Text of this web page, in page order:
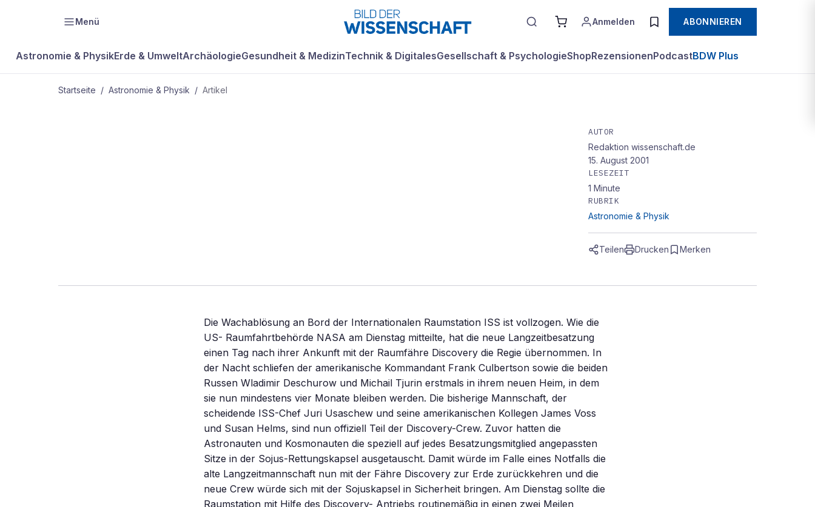
Menü Anmelden ABONNIEREN
Astronomie & PhysikErde & UmweltArchäologieGesundheit & MedizinTechnik & DigitalesGesellschaft & PsychologieShopRezensionenPodcastBDW Plus
Startseite / Astronomie & Physik / Artikel
AUTOR
Redaktion wissenschaft.de
15. August 2001
LESEZEIT
1 Minute
RUBRIK
Astronomie & Physik
Teilen Drucken Merken
Die Wachablösung an Bord der Internationalen Raumstation ISS ist vollzogen. Wie die
US- Raumfahrtbehörde NASA am Dienstag mitteilte, hat die neue Langzeitbesatzung
einen Tag nach ihrer Ankunft mit der Raumfähre Discovery die Regie übernommen. In
der Nacht schliefen der amerikanische Kommandant Frank Culbertson sowie die beiden
Russen Wladimir Deschurow und Michail Tjurin erstmals in ihrem neuen Heim, in dem
sie nun mindestens vier Monate bleiben werden. Die bisherige Mannschaft, der
scheidende ISS-Chef Juri Usaschew und seine amerikanischen Kollegen James Voss
und Susan Helms, sind nun offiziell Teil der Discovery-Crew. Zuvor hatten die
Astronauten und Kosmonauten die speziell auf jedes Besatzungsmitglied angepassten
Sitze in der Sojus-Rettungskapsel ausgetauscht. Damit würde im Falle eines Notfalls die
alte Langzeitmannschaft nun mit der Fähre Discovery zur Erde zurückkehren und die
neue Crew würde sich mit der Sojuskapsel in Sicherheit bringen. Am Dienstag sollte die
Raumstation mit Hilfe des Discovery- Antriebs routinemäßig in einen zwei Meilen